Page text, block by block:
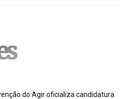
do Agir oficializa candidatura